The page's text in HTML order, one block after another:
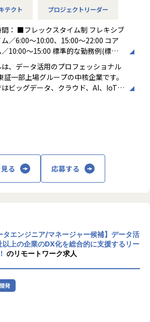
プロジェクト管理、エンドユーザーと
能力など、幅広い経験に基づくスキル
プが可能な環境です。
直接やり取りをする立場であり、要件
われます。
指示する業務への異動を命じることが
テクト プロジェクトリーダー
間： ■フレックスタイム制 フレキシブ
ム／6:00～10:00、15:00～22:00 コア
10:00～15:00 標準的な勤務例(標準
間)／9:00～18:00
：フレックス制（コアタイムあり）
働の有無： 有（月平均19時間）
： 60分
、データ活用のプロフェッショナル
証一部上場グループの中核企業です。
ビッグデータ、クラウド、AI、IoTを
にスコープを拡張しています。
半は大手企業となっており、30年以
：専門性と技術力、高度な分析ノ
えるため、私たちは「プロフェッショ
ービスの大衆化」をミッションとして
ります。高い専門性を持った技術
経験から得られた多様性のある高度
をハイクオリティ＆ローコストで提
とで、企業の競争優位確保に貢献す
を私たちは使命としております。
る 応募する
タエンジニア/マネージャー候補】データ活
上の企業のDX化を総合的に支援するリー
のリモートワーク求人
発